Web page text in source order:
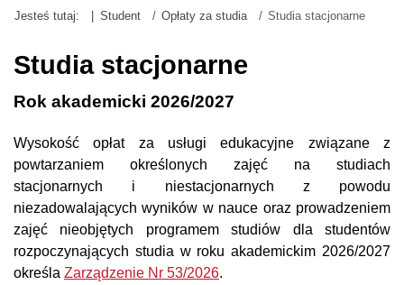
Erasmus+ Regulamin studiów
za
Studia niestacjonarne Cudzoziemcy
Regulamin opłat za studia
Jesteś tutaj: Student Opłaty za studia Studia stacjonarne
Studia stacjonarne
Rok akademicki 2026/2027
Wysokość opłat za usługi edukacyjne związane z
powtarzaniem określonych zajęć na studiach
stacjonarnych i niestacjonarnych z powodu
niezadowalających wyników w nauce oraz prowadzeniem
zajęć nieobjętych programem studiów dla studentów
rozpoczynających studia w roku akademickim 2026/2027
określa Zarządzenie Nr 53/2026.